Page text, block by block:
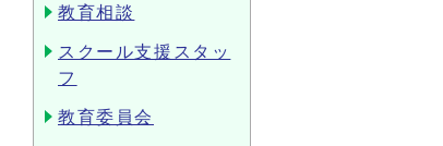
教育相談
スクール支援スタッ
フ
教育委員会